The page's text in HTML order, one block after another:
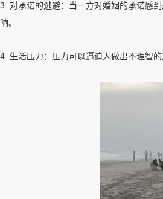
3. 对承诺的逃避：当一方对婚姻的承诺感
响。
4. 生活压力：压力可以逼迫人做出不理智